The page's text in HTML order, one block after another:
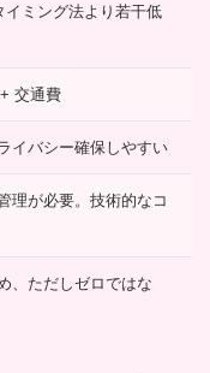
イミング法より若干低
交通費
イバシー確保しやすい
理が必要。技術的なコ
、ただしゼロではな